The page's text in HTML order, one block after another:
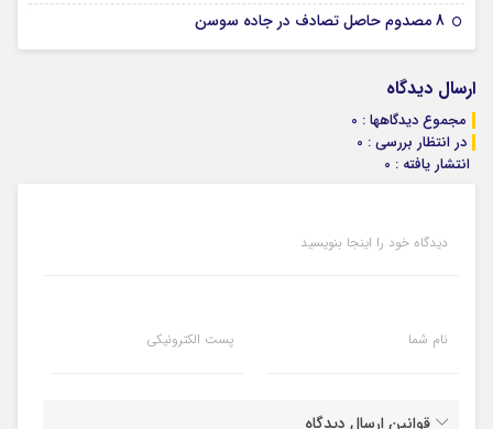
8 مصدوم حاصل تصادف در جاده سوسن
ارسال دیدگاه
مجموع دیدگاهها : 0
در انتظار بررسی : 0
انتشار یافته : 0
دیدگاه خود را اینجا بنویسید
نام شما پست الکترونیکی
قوانین ارسال دیدگاه